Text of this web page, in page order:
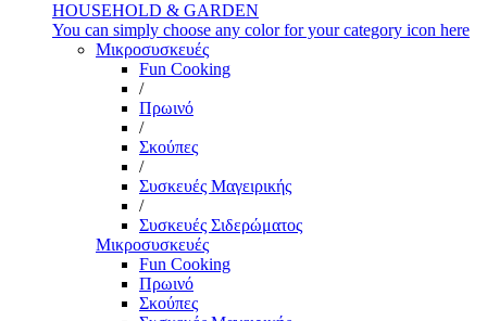
HOUSEHOLD & GARDEN
You can simply choose any color for your category icon here
Μικροσυσκευές
Fun Cooking
/
Πρωινό
/
Σκούπες
/
Συσκευές Μαγειρικής
/
Συσκευές Σιδερώματος
Μικροσυσκευές
Fun Cooking
Πρωινό
Σκούπες